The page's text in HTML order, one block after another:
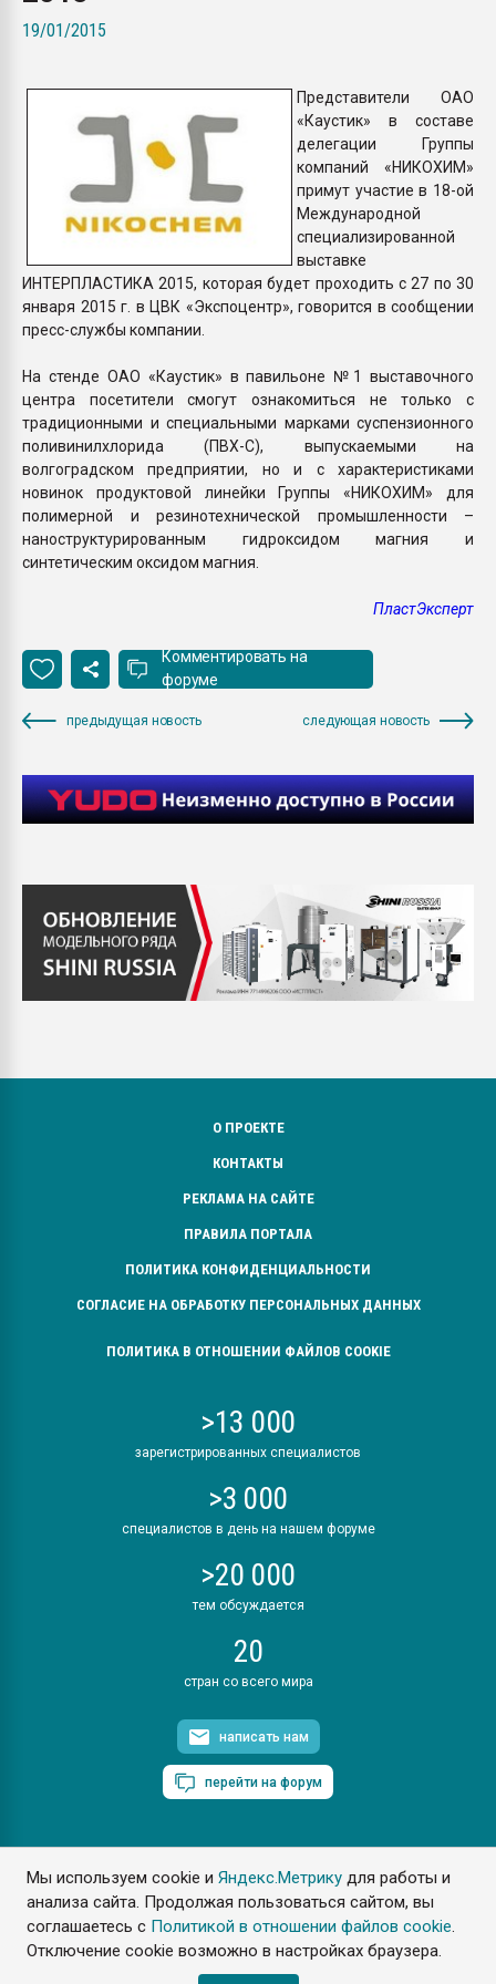
Мы используем cookie иЯндекс.Метрику для работы и
анализа сайта. Продолжая пользоваться сайтом, вы
соглашаетесь с Политикой в отношении файлов cookie.
Отключение cookie возможно в настройках браузера.
ПЕРЕЙТИ НА
19/01/2015
Представители ОАО
«Каустик» в составе
делегации Группы
компаний «НИКОХИМ»
примут участие в 18-ой
Международной
специализированной
выставке
ИНТЕРПЛАСТИКА 2015, которая будет проходить с 27 по 30
января 2015 г. в ЦВК «Экспоцентр», говорится в сообщении
пресс-службы компании.
На стенде ОАО «Каустик» в павильоне №1 выставочного
центра посетители смогут ознакомиться не только с
традиционными и специальными марками суспензионного
поливинилхлорида (ПВХ-С), выпускаемыми на
волгоградском предприятии, но и с характеристиками
новинок продуктовой линейки Группы «НИКОХИМ» для
полимерной и резинотехнической промышленности –
наноструктурированным гидроксидом магния и
синтетическим оксидом магния.
ПластЭксперт
Комментировать на
форуме
предыдущая новость следующая новость
О ПРОЕКТЕ
КОНТАКТЫ
РЕКЛАМА НА САЙТЕ
ПРАВИЛА ПОРТАЛА
ПОЛИТИКА КОНФИДЕНЦИАЛЬНОСТИ
СОГЛАСИЕ НА ОБРАБОТКУ ПЕРСОНАЛЬНЫХ ДАННЫХ
ПОЛИТИКА В ОТНОШЕНИИ ФАЙЛОВ COOKIE
>13 000
зарегистрированных специалистов
>3 000
специалистов в день на нашем форуме
>20 000
тем обсуждается
20
стран со всего мира
написать нам
перейти на форум
ПластЭксперт © 2006. Все права защищены
Разрешается копирование материалов сайта с обязательной
ссылкой на www.e-plastic.ru
Разработка сайта